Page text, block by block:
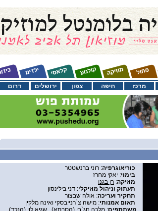
דרום ירושלים צפון חיפה מרכז
כוריאוגרפיה: רוני ברנשטטר
בימוי: יאקי מחרז
מוזיקה: רן בגנו
תעתוק וניהול מוזיקלי: דני בילינסון
תחקיר ועריכה: אולה שבצור
תאום אמנותי: מישה צ`רנייבסקי ואינה מלקין
משתתפים: מלכה חג`בי (הסבתא) , שגיא לוי (הנכד)